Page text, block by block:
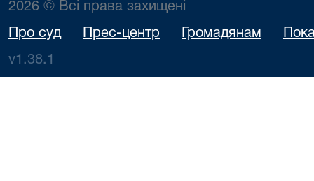
2026 © Всі права захищені
Про суд Прес-центр Громадянам
v1.38.1